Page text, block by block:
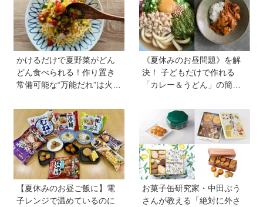
かけるだけで夏野菜がどん
どん食べられる！作り置き
常備可能な“万能だれ”は火を
修】
《夏休みのお昼問題》を解
決！ 子どもだけで作れる
「カレー＆うどん」の簡単
ホさんに聞いた
【夏休みのお昼ご飯に】電
子レンジで温めているのに
お菓子缶研究家・中田ぷう
さんが教える「絶対に外さ